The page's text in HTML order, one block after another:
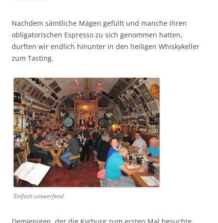
Nach­dem sämtliche Mägen gefüllt und manche ihren
oblig­a­torischen Espres­so zu sich genom­men hat­ten,
durften wir endlich hin­unter in den heili­gen Whiskykeller
zum Tasting.
Ein­fach umwerfend
Dem­jeni­gen, der die Kyr­burg zum ersten Mal besuchte,